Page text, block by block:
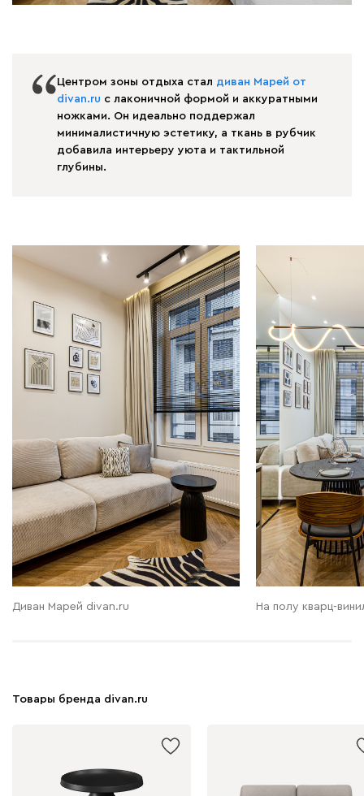
Центром зоны отдыха стал диван Марей от
divan.ru с лаконичной формой и аккуратными
ножками. Он идеально поддержал
минималистичную эстетику, а ткань в рубчик
добавила интерьеру уюта и тактильной
глубины.
Диван Марей divan.ru На полу кварц-
Товары бренда divan.ru